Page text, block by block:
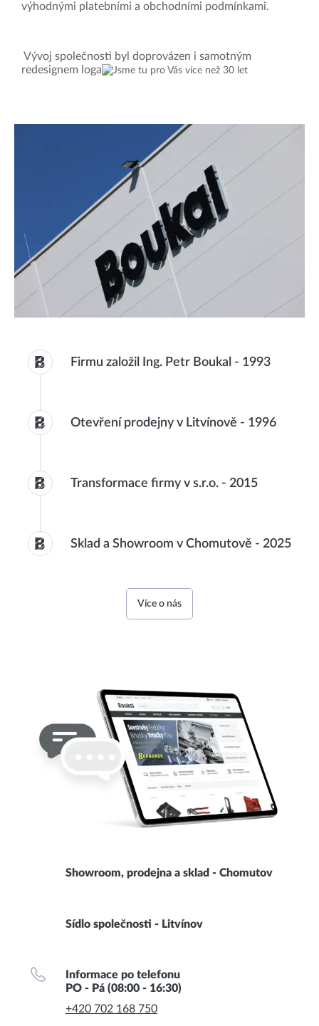
výhodnými platebními a obchodními podmínkami.
Vývoj společnosti byl doprovázen i samotným
redesignem loga
Firmu založil Ing. Petr Boukal - 1993
Otevření prodejny v Litvínově - 1996
Transformace firmy v s.r.o. - 2015
Sklad a Showroom v Chomutově - 2025
Více o nás
Showroom, prodejna a sklad - Chomutov
Sídlo společnosti - Litvínov
Informace po telefonu
PO - Pá (08:00 - 16:30)
+420 702 168 750